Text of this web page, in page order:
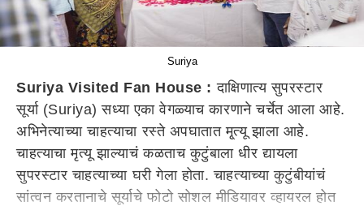
Suriya
Suriya Visited Fan House : दाक्षिणात्य सुपरस्टार
सूर्या (Suriya) सध्या एका वेगळ्याच कारणाने चर्चेत आला आहे.
अभिनेत्याच्या चाहत्याचा रस्ते अपघातात मृ्त्यू झाला आहे.
चाहत्याचा मृत्यू झाल्याचं कळताच कुटुंबाला धीर द्यायला
सुपरस्टार चाहत्याच्या घरी गेला होता. चाहत्याच्या कुटुंबीयांचं
सांत्वन करतानाचे सूर्याचे फोटो सोशल मीडियावर व्हायरल होत